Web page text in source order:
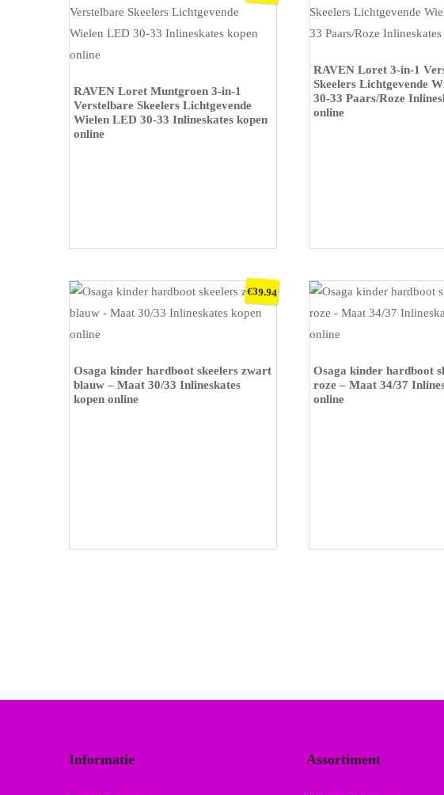
RAVEN Loret Muntgroen 3-in-1
Verstelbare Skeelers Lichtgevende
Wielen LED 30-33 Inlineskates kopen
online
RAVEN Loret 3-in-1
Skeelers Lichtgevende
30-33 Paars/Roze
online
Osaga kinder hardboot skeelers zwart
blauw – Maat 30/33 Inlineskates
kopen online
€39.94
Osaga kinder hardboot
roze – Maat 34/37
online
Informatie Assortiment